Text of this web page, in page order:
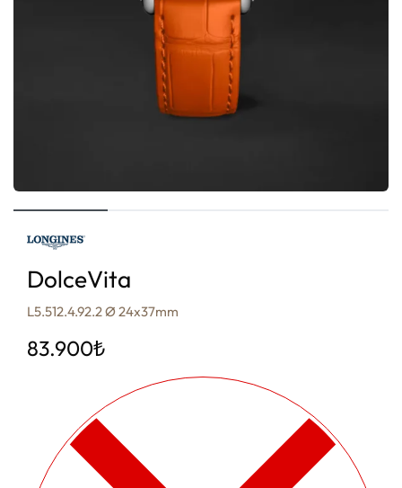
DolceVita
L5.512.4.92.2 Ø 24x37mm
83.900₺